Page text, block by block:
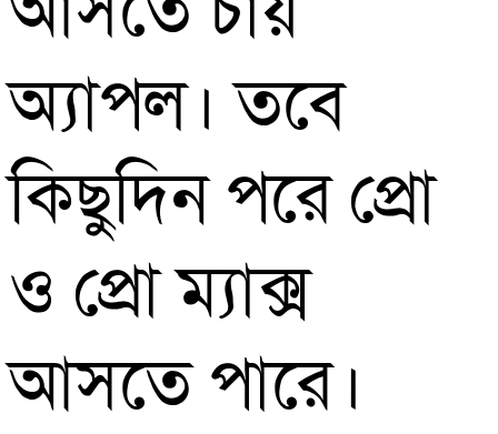
অ্যাপল। তবে
কিছুদিন পরে প্রো
ও প্রো ম্যাক্স
আসতে পারে।